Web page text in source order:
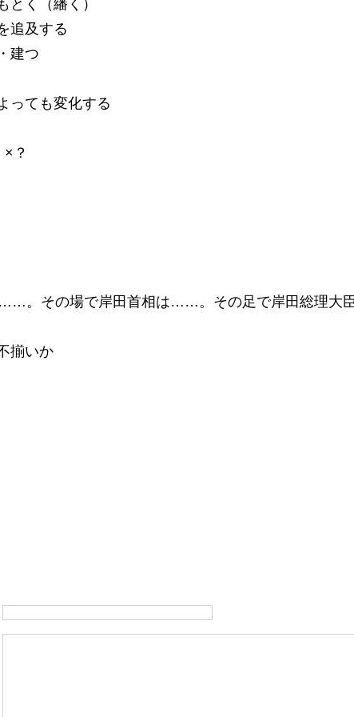
とく（繙く）
追及する
建つ
っても変化する
×？
……。その場で岸田首相は……。その足で岸田総理大
揃いか